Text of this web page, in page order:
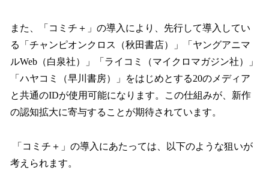
また、「コミチ＋」の導入により、先行して導入してい
る「チャンピオンクロス（秋田書店）」「ヤングアニマ
ルWeb（白泉社）」「ライコミ（マイクロマガジン社）」
「ハヤコミ（早川書房）」をはじめとする20のメディア
と共通のIDが使用可能になります。この仕組みが、新作
の認知拡大に寄与することが期待されています。
「コミチ＋」の導入にあたっては、以下のような狙いが
考えられます。